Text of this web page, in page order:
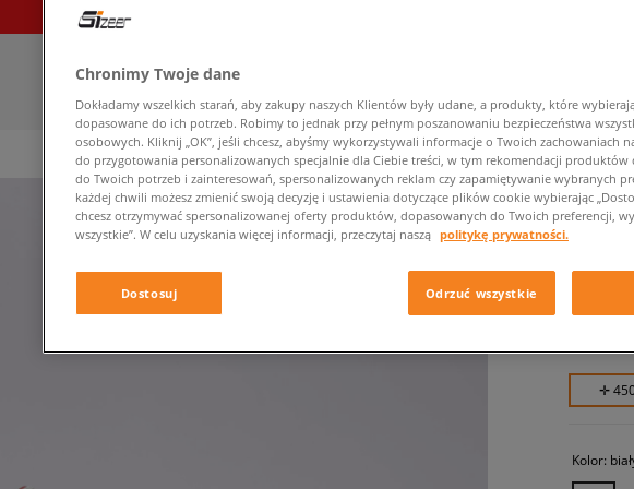
męskie,
✛
Kolor:
Chronimy Twoje dane
Dokładamy wszelkich starań, aby zakupy naszych Klientów były udane, a produkty, które
dopasowane do ich potrzeb. Robimy to jednak przy pełnym poszanowaniu bezpieczeństwa
osobowych. Kliknij „OK”, jeśli chcesz, abyśmy wykorzystywali informacje o Twoich zachowaniach
do przygotowania personalizowanych specjalnie dla Ciebie treści, w tym rekomendacji produktów
do Twoich potrzeb i zainteresowań, spersonalizowanych reklam czy zapamiętywanie wybranych
każdej chwili możesz zmienić swoją decyzję i ustawienia dotyczące plików cookie wybierając
chcesz otrzymywać spersonalizowanej oferty produktów, dopasowanych do Twoich preferencji,
wszystkie”. W celu uzyskania więcej informacji, przeczytaj naszą politykę prywatności.
Dostosuj Odrzuć wszystkie